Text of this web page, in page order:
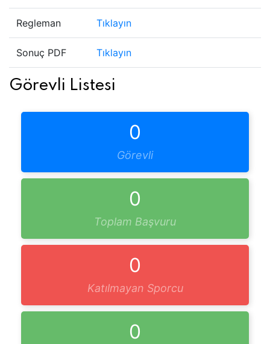
Regleman Tıklayın
Sonuç PDF Tıklayın
Görevli Listesi
0
Görevli
0
Toplam Başvuru
0
Katılmayan Sporcu
0